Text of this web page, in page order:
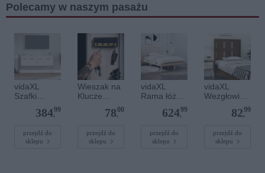
Polecamy w naszym pasażu
vidaXL
Szafki
szt., białe,
cm
384,
99
przejdź do
sklepu
Wieszak na
Klucze
Wzmacniac
78,
00
przejdź do
sklepu
vidaXL
Rama łóżka,
lite drewno,
135x190
podwójna
624,
99
przejdź do
sklepu
vidaXL
Wezgłowie
miodowy
80,5x4x100,
lite drewno
82,
99
przejdź do
sklepu